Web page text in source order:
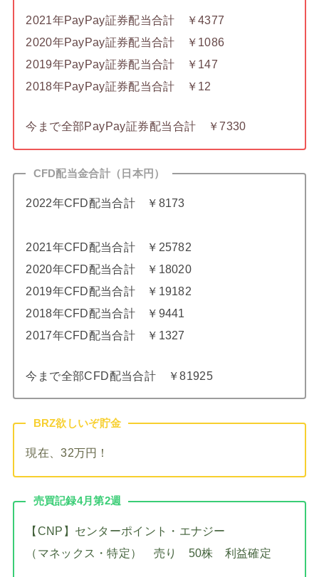
2021年PayPay証券配当合計 ￥4377
2020年PayPay証券配当合計 ￥1086
2019年PayPay証券配当合計 ￥147
2018年PayPay証券配当合計 ￥12
今まで全部PayPay証券配当合計 ￥7330
CFD配当金合計（日本円）
2022年CFD配当合計 ￥8173
2021年CFD配当合計 ￥25782
2020年CFD配当合計 ￥18020
2019年CFD配当合計 ￥19182
2018年CFD配当合計 ￥9441
2017年CFD配当合計 ￥1327
今まで全部CFD配当合計 ￥81925
BRZ欲しいぞ貯金
現在、32万円！
売買記録4月第2週
【CNP】センターポイント・エナジー
（マネックス・特定） 売り 50株 利益確定